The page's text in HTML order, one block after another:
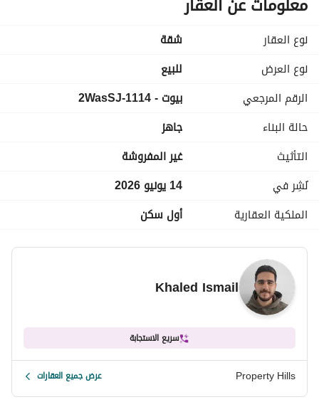
خدمات أمن وحراسة
حمامات سباحة
مركز تجاري
منطقة محلات تجزئة (Retail Area)
جراجات للسيارات
________________
5 دقايق من وصلة دهشور
دقايق من مول العرب
5 دقايق من الضبعه
نوع العقار
شقة
نوع العرض
للبيع
الرقم المرجعي
بيوت - 1114-2WasSJ
حالة البناء
جاهز
التأثيث
غير المفروشة
نُشِر في
14 يونيو 2026
الملكية العقارية
أول سكن
Khaled Ismail
سريع الاستجابة
Property Hills عرض جميع العقارات